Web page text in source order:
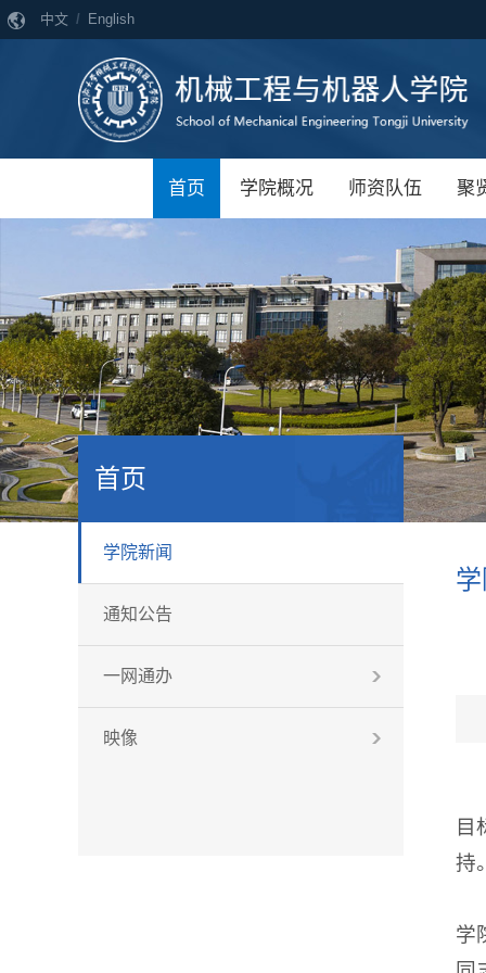
中文 / English
首页 学院概况 师资队伍 聚
首页
学院新闻
通知公告
一网通办
映像
目
持。
学